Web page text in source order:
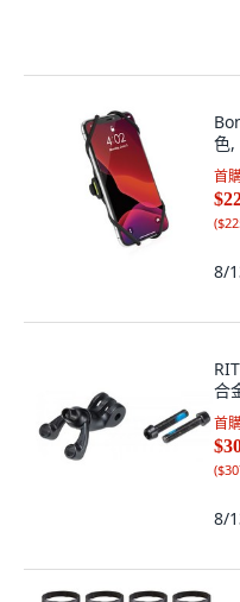
色,
首
(
8/
合
首
(
8/